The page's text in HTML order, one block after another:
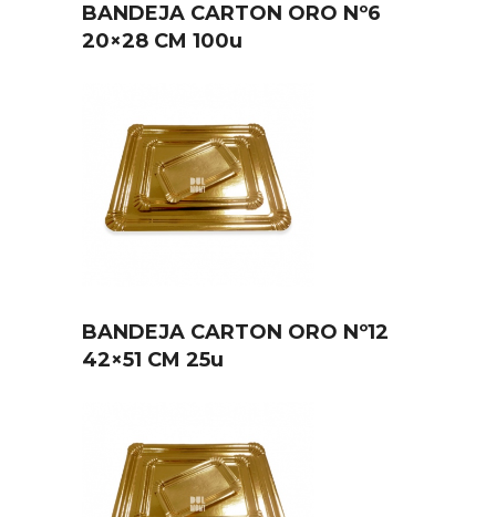
BANDEJA CARTON ORO Nº6
20×28 CM 100u
BANDEJA CARTON ORO Nº12
42×51 CM 25u